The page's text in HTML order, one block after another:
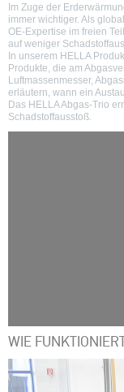
Im Zuge der
immer wichtiger. Als
OE-Expertise im freien
auf weniger
In unserem HELLA
Produkte, die am
Luftmassenmesser,
erläutern, wann ein
Das HELLA Abgas-Trio
Schadstoffausstoß.
Sekunden
von
0
Sekunden
WIE